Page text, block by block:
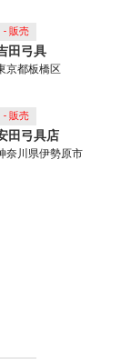
- 販売
田弓具
京都板橋区
- 販売
田弓具店
奈川県伊勢原市